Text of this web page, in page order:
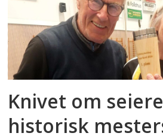
Knivet om
historisk